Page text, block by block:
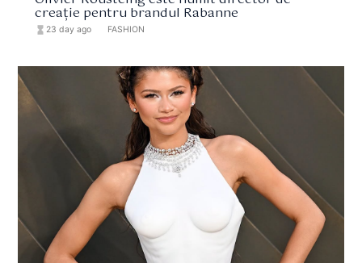
creație pentru brandul Rabanne
hourglass_full 23 day ago FASHION